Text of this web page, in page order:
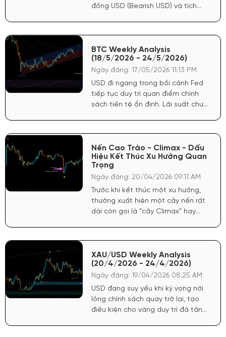
đồng USD (Bearish USD) và tích
giá PCE cốt lõi hàng tháng chỉ đạt
0.2% (thấp hơn dự báo 0.3%). Chỉ
số giá GDP sơ bộ cũng giảm còn
3.5% (dự báo 3.6%).
BTC Weekly Analysis
(18/5/2026 - 24/5/2026)
Ngày đăng: 17/05/2026 11:13 PM
USD đi ngang trong bối cảnh Fed
tiếp tục duy trì quan điểm chính
sách tiền tệ ổn định. Lãi suất chưa
môi trường thuận lợi cho dòng tiền
lưu trú ở các tài sản rủi ro.
Nến Cao Trào - Climax - Dấu
Hiệu Kết Thúc Xu Hướng Quan
Trọng
Ngày đăng: 20/04/2026 09:11 AM
Trước khi kết thúc một xu hướng,
thường xuất hiện một cây nến rất
dài còn gọi là “cây Climax” hay
XAU/USD Weekly Analysis
(20/4/2026 - 24/4/2026)
Ngày đăng: 19/04/2026 08:25 AM
USD đang suy yếu khi kỳ vọng nới
lỏng chính sách quay trở lại, tạo
điều kiện cho vàng duy trì đà tăng.